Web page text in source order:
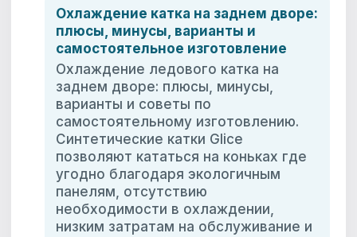
Охлаждение катка на заднем дворе:
плюсы, минусы, варианты и
самостоятельное изготовление
Охлаждение ледового катка на
заднем дворе: плюсы, минусы,
варианты и советы по
самостоятельному изготовлению.
Синтетические катки Glice
позволяют кататься на коньках где
угодно благодаря экологичным
панелям, отсутствию
необходимости в охлаждении,
низким затратам на обслуживание и